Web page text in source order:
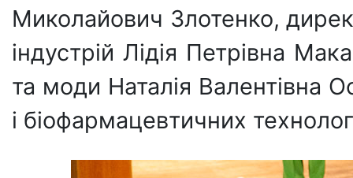
Миколайович Злотенко,
індустрій Лідія Петрівна
та моди Наталія Валентівна
і біофармацевтичних